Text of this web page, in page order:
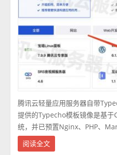
腾讯云轻量应用服务器自带
提供的Typecho模板镜像是基于
统，并已预置Nginx、PHP、
阅读全文